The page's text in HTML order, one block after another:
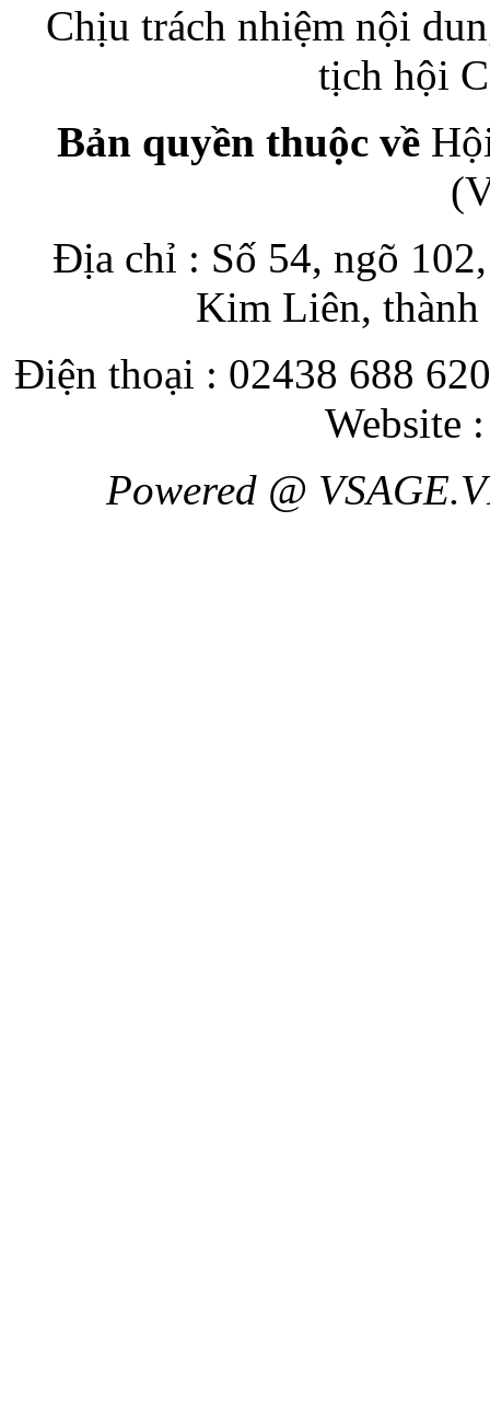
Chịu trách nhiệm nội
tịch hội
Bản quyền thuộc về
Địa chỉ : Số 54, ngõ
Kim Liên,
Điện thoại : 02438 688
Website
Powered @